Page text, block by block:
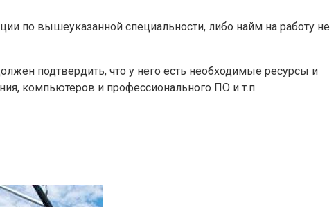
по вышеуказанной специальности, либо найм на работу не
подтвердить, что у него есть необходимые ресурсы и
компьютеров и профессионального ПО и т.п.